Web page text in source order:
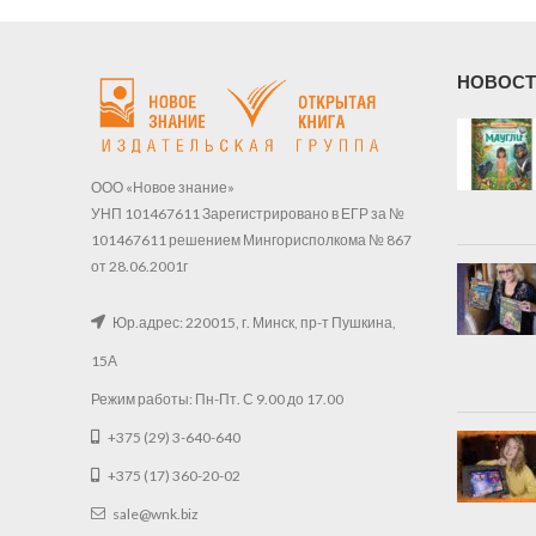
ООО «Новое знание»
УНП 101467611 Зарегистрировано в ЕГР за №
101467611 решением Мингорисполкома № 867
от 28.06.2001г
Юр.адрес: 220015, г. Минск, пр-т Пушкина,
15А
Режим работы: Пн-Пт. С 9.00 до 17.00
+375 (29) 3-640-640
+375 (17) 360-20-02
sale@wnk.biz